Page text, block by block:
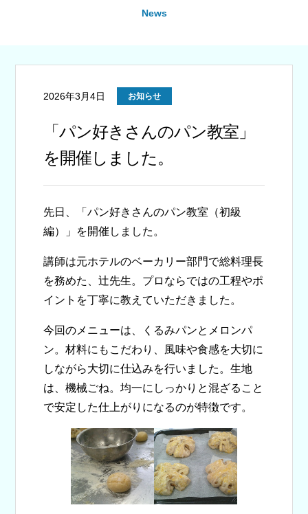
News
2026年3月4日 お知らせ
「パン好きさんのパン教室」
を開催しました。
先日、「パン好きさんのパン教室（初級
編）」を開催しました。
講師は元ホテルのベーカリー部門で総料理長
を務めた、辻先生。プロならではの工程やポ
イントを丁寧に教えていただきました。
今回のメニューは、くるみパンとメロンパ
ン。材料にもこだわり、風味や食感を大切に
しながら大切に仕込みを行いました。生地
は、機械ごね。均一にしっかりと混ざること
で安定した仕上がりになるのが特徴です。